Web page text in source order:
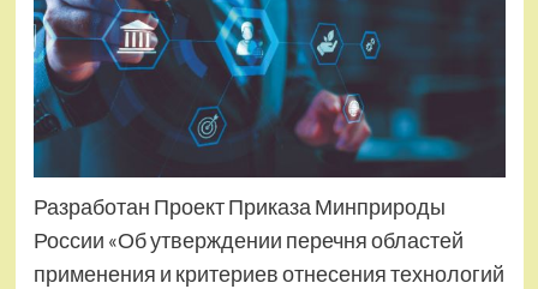
Разработан Проект Приказа Минприроды
России «Об утверждении перечня областей
применения и критериев отнесения технологий